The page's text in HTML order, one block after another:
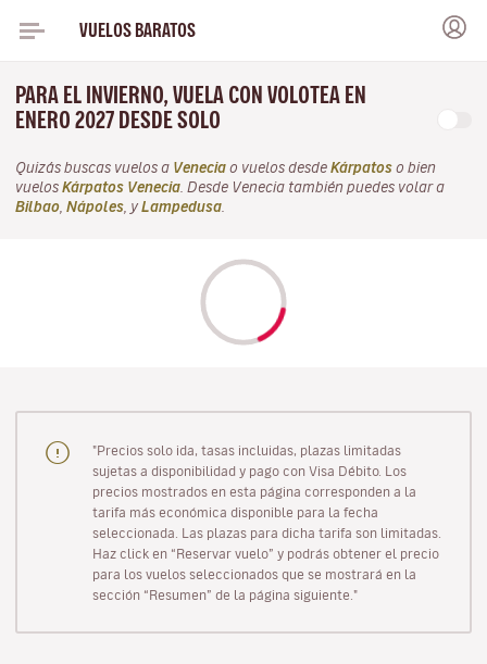
VUELOS BARATOS
PARA EL INVIERNO, VUELA CON VOLOTEA EN
ENERO 2027 DESDE SOLO
Quizás buscas vuelos a Venecia o vuelos desde Kárpatos o bien
vuelos Kárpatos Venecia . Desde Venecia también puedes volar a
Bilbao Nápoles , y Lampedusa
"Precios solo ida, tasas incluidas, plazas limitadas
sujetas a disponibilidad y pago con Visa Débito. Los
precios mostrados en esta página corresponden a la
tarifa más económica disponible para la fecha
seleccionada. Las plazas para dicha tarifa son limitadas.
Haz click en “Reservar vuelo” y podrás obtener el precio
para los vuelos seleccionados que se mostrará en la
sección “Resumen” de la página siguiente."